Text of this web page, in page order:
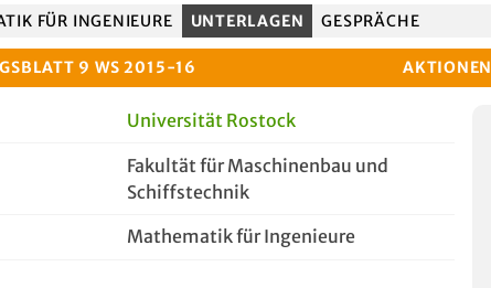
FÜR INGENIEURE UNTERLAGEN GESPRÄCHE
9 WS 2015-16 AKTIONEN
Universität Rostock
Fakultät für Maschinenbau und
Schiffstechnik
Mathematik für Ingenieure